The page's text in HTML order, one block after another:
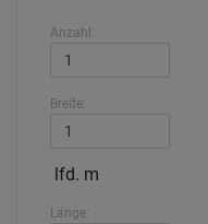
Anzahl:
Breite:
lfd. m
Länge: